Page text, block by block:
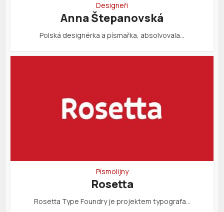
Designeři
Anna Štepanovská
Polská designérka a písmařka, absolvovala…
Písmolijny
Rosetta
Rosetta Type Foundry je projektem typografa…